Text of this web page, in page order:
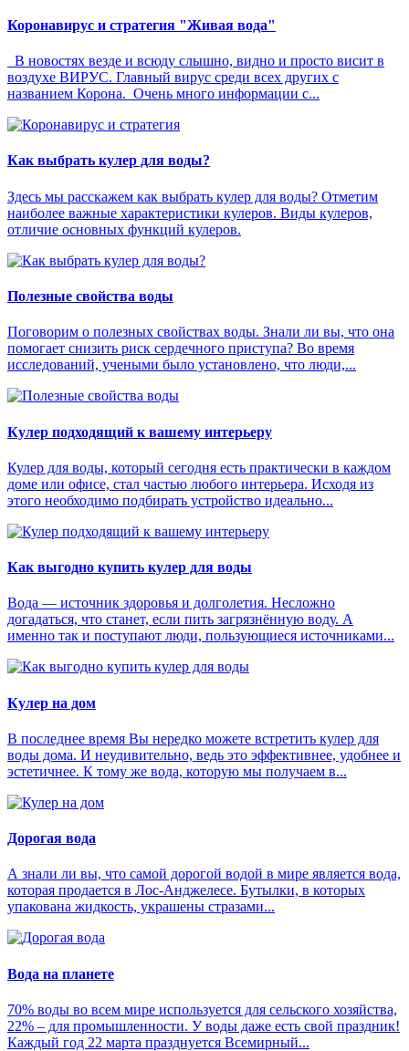
Коронавирус и стратегия "Живая вода"
В новостях везде и всюду слышно, видно и просто висит в
воздухе ВИРУС. Главный вирус среди всех других с
названием Корона. Очень много информации с...
Как выбрать кулер для воды?
Здесь мы расскажем как выбрать кулер для воды? Отметим
наиболее важные характеристики кулеров. Виды кулеров,
отличие основных функций кулеров.
Полезные свойства воды
Поговорим о полезных свойствах воды. Знали ли вы, что она
помогает снизить риск сердечного приступа? Во время
исследований, учеными было установлено, что люди,...
Кулер подходящий к вашему интерьеру
Кулер для воды, который сегодня есть практически в каждом
доме или офисе, стал частью любого интерьера. Исходя из
этого необходимо подбирать устройство идеально...
Как выгодно купить кулер для воды
Вода — источник здоровья и долголетия. Несложно
догадаться, что станет, если пить загрязнённую воду. А
именно так и поступают люди, пользующиеся источниками...
Кулер на дом
В последнее время Вы нередко можете встретить кулер для
воды дома. И неудивительно, ведь это эффективнее, удобнее и
эстетичнее. К тому же вода, которую мы получаем в...
Дорогая вода
А знали ли вы, что самой дорогой водой в мире является вода,
которая продается в Лос-Анджелесе. Бутылки, в которых
упакована жидкость, украшены стразами...
Вода на планете
70% воды во всем мире используется для сельского хозяйства,
22% – для промышленности. У воды даже есть свой праздник!
Каждый год 22 марта празднуется Всемирный...